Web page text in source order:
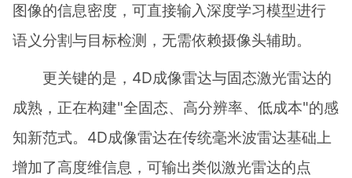
图像的信息密度，可直接输入深度学习模型进行
语义分割与目标检测，无需依赖摄像头辅助。
更关键的是，4D成像雷达与固态激光雷达的
成熟，正在构建"全固态、高分辨率、低成本"的感
知新范式。4D成像雷达在传统毫米波雷达基础上
增加了高度维信息，可输出类似激光雷达的点